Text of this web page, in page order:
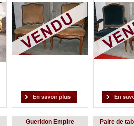
Gueridon Empire Paire de